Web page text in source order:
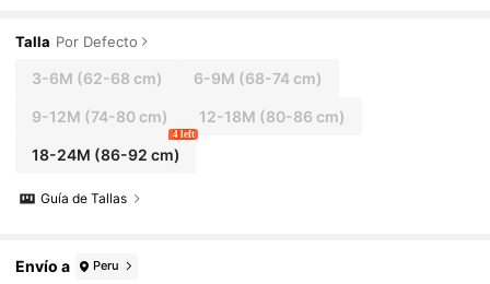
Talla Por Defecto
3-6M (62-68 cm) 6-9M (68-74 cm)
9-12M (74-80 cm) 12-18M (80-86 cm)
18-24M (86-92 cm)
4 left
Guía de Tallas
Envío a Peru